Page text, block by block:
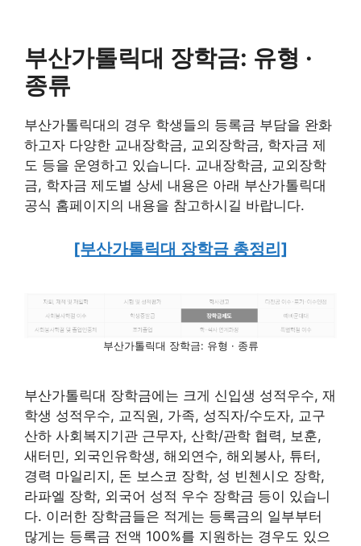
부산가톨릭대 장학금: 유형 ·
종류
부산가톨릭대의 경우 학생들의 등록금 부담을 완화
하고자 다양한 교내장학금, 교외장학금, 학자금 제
도 등을 운영하고 있습니다. 교내장학금, 교외장학
금, 학자금 제도별 상세 내용은 아래 부산가톨릭대
공식 홈페이지의 내용을 참고하시길 바랍니다.
[부산가톨릭대 장학금 총정리]
부산가톨릭대 장학금: 유형 · 종류
부산가톨릭대 장학금에는 크게 신입생 성적우수, 재
학생 성적우수, 교직원, 가족, 성직자/수도자, 교구
산하 사회복지기관 근무자, 산학/관학 협력, 보훈,
새터민, 외국인유학생, 해외연수, 해외봉사, 튜터,
경력 마일리지, 돈 보스코 장학, 성 빈첸시오 장학,
라파엘 장학, 외국어 성적 우수 장학금 등이 있습니
다. 이러한 장학금들은 적게는 등록금의 일부부터
많게는 등록금 전액 100%를 지원하는 경우도 있으